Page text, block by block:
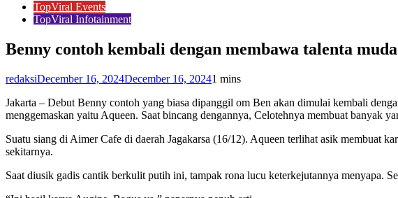
TopViral Events
TopViral Infotainment
Benny contoh kembali dengan membawa talenta
redaksiDecember 16, 2024December 16, 20241 mins
Jakarta – Debut Benny contoh yang biasa dipanggil om Ben akan dimulai kembali
menggemaskan yaitu Aqueen. Saat bincang dengannya, Celotehnya membuat banyak
Suatu siang di Aimer Cafe di daerah Jagakarsa (16/12). Aqueen terlihat asik membuat
sekitarnya.
Saat diusik gadis cantik berkulit putih ini, tampak rona lucu keterkejutannya menyapa.